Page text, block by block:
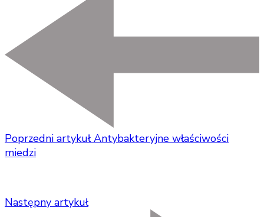
Poprzedni artykuł Antybakteryjne właściwości
miedzi
Następny artykuł